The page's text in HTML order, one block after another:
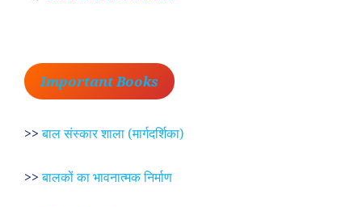
Important Books
>>बाल संस्कार शाला (मार्गदर्शिका)
>>बालकों का भावनात्मक निर्माण